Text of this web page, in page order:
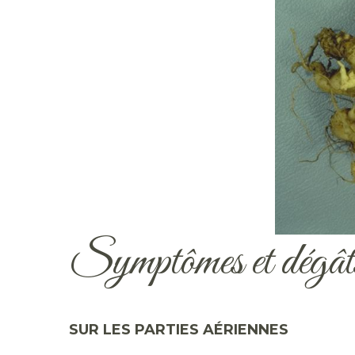
Symptômes et
SUR LES PARTIES AÉRIENNES